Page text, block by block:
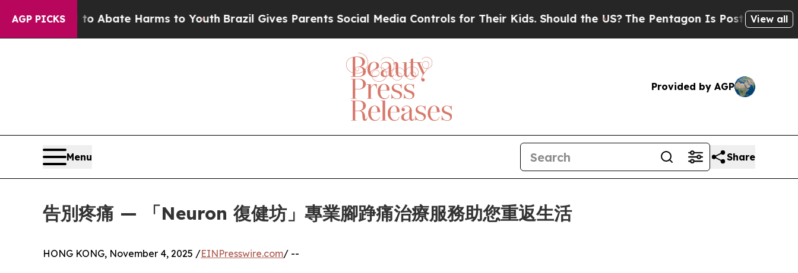
AGP PICKS
Fund to Abate Harms to YouthBrazil Gives Parents Social Media Controls for Their Kids. Should the US?The Pentagon Is Posting Cryptic
View all
Provided by AGP
Menu Share
告別疼痛 — 「Neuron 復健坊」專業腳踭痛治療服務助您重返生活
HONG KONG, November 4, 2025 /EINPresswire.com/ --